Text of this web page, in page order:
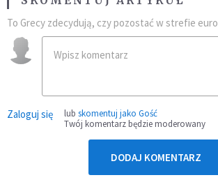
To Grecy zdecydują, czy pozostać w strefie euro
Zaloguj się lub skomentuj jako Gość
Twój komentarz będzie moderowany
DODAJ KOMENTARZ